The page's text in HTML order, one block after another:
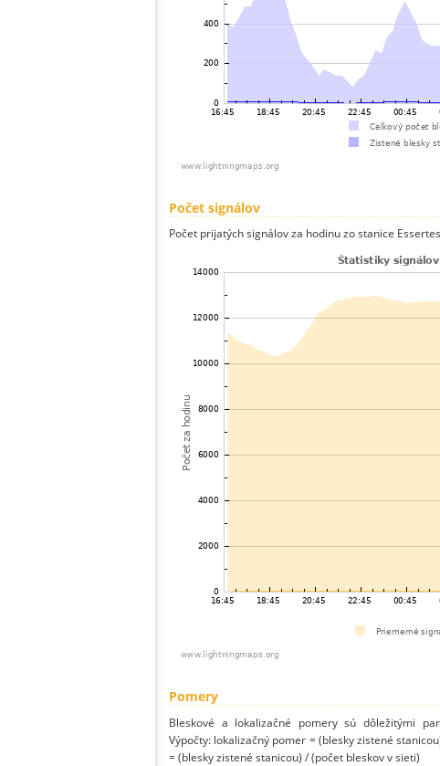
Počet signálov
Počet prijatých signálov za hodinu zo stanice
Pomery
Bleskové a lokalizačné pomery sú dôležitými
Výpočty: lokalizačný pomer = (blesky zistené
= (blesky zistené stanicou) / (počet bleskov v sieti)